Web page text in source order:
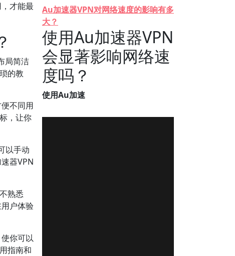
才能最
局简洁
的教
不同用
，让你
以手动
器VPN
熟悉
户体验
你可以
指南和
Au加速器VPN对网络速度的影响有多
大？
使用Au加速器VPN
会显著影响网络速
度吗？
使用Au加速